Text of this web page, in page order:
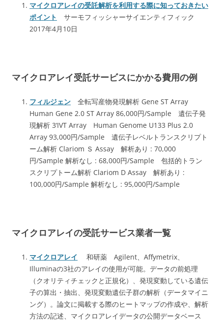
マイクロアレイの受託解析を利用する際に知っておきたい
ポイント
サーモフィッシャーサイエンティフィック
2017年4月10日
マイクロアレイ受託サービスにかかる費用の例
フィルジェン 全転写産物発現解析 Gene ST Array
Human Gene 2.0 ST Array 86,000円/Sample 遺伝子発
現解析 3‘IVT Array Human Genome U133 Plus 2.0
Array 93,000円/Sample 遺伝子レベルトランスクリプト
ーム解析 Clariom Ｓ Assay 解析あり : 70,000
円/Sample 解析なし : 68,000円/Sample 包括的トラン
スクリプトーム解析 Clariom D Assay 解析あり :
100,000円/Sample 解析なし : 95,000円/Sample
マイクロアレイの受託サービス業者一覧
マイクロアレイ
和研薬 Agilent、Affymetrix、
Illuminaの3社のアレイの使用が可能。データの前処理
（クオリティチェックと正規化）、発現変動している遺伝
子の算出・抽出、発現変動遺伝子群の解析（データマイニ
ング）。論文に掲載する際のヒートマップの作成や、解析
方法の記述、マイクロアレイデータの公開データベース